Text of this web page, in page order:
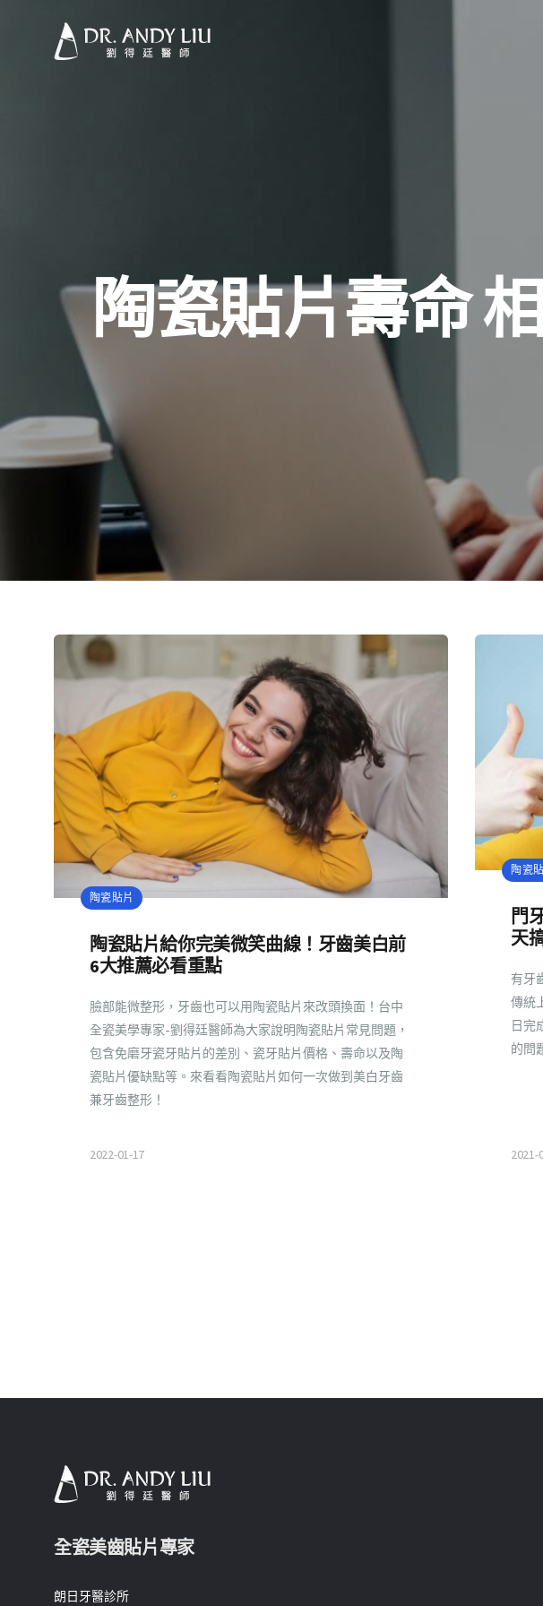
陶瓷貼片壽命
陶瓷貼片
陶瓷貼片給你完美微笑曲線！牙齒美白前
6大推薦必看重點
臉部能微整形，牙齒也可以用陶瓷貼片來改頭換面！台中
全瓷美學專家-劉得廷醫師為大家說明陶瓷貼片常見問題，
包含免磨牙瓷牙貼片的差別、瓷牙貼片價格、壽命以及陶
瓷貼片優缺點等。來看看陶瓷貼片如何一次做到美白牙齒
兼牙齒整形！
2022-01-17
陶瓷
門
天
有牙
傳統
日完
的問
2021-
全瓷美齒貼片專家
朗日牙醫診所